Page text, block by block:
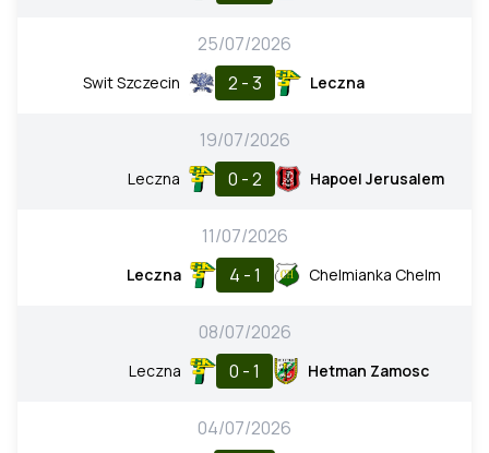
25/07/2026
Swit Szczecin 2 - 3 Leczna
19/07/2026
Leczna 0 - 2 Hapoel Jerusalem
11/07/2026
Leczna 4 - 1 Chelmianka Chelm
08/07/2026
Leczna 0 - 1 Hetman Zamosc
04/07/2026